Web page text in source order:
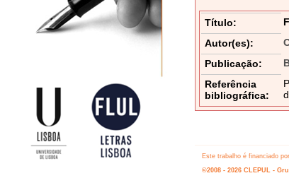
Título:
Autor(es):
Publicação:
Referência
bibliográfica:
Este trabalho é financiado
©2008 - 2026 CLEPUL -